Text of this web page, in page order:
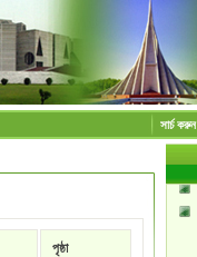
সার্চ করুন
পৃষ্ঠা